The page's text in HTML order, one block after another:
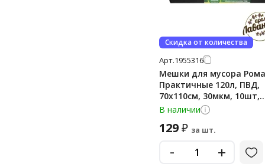
Скидка от количества
Арт.1955316
Мешки для мусора
Практичные 120л, ПВД,
70х110см, 30мкм, 10шт,
черного цвета, в
В наличии
129₽ за шт.
- +